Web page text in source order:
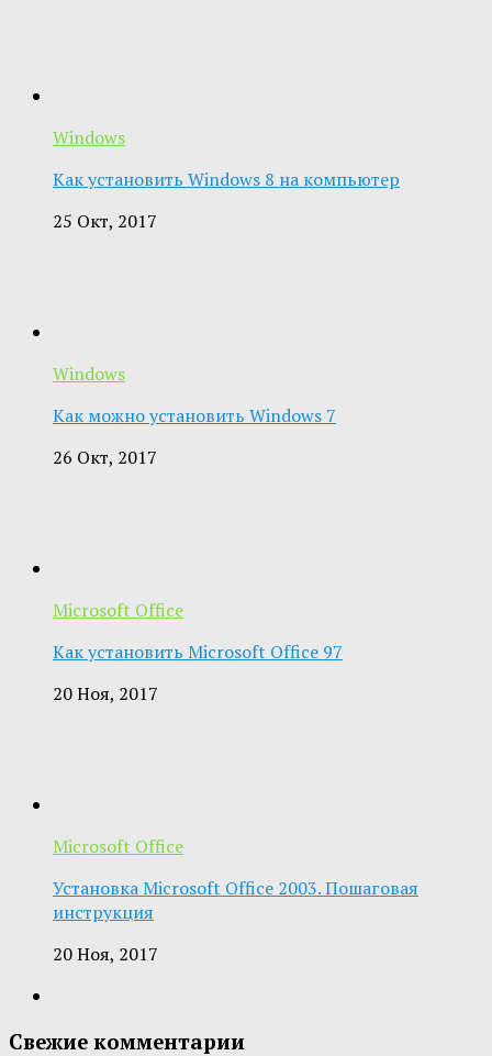
Windows
Как установить Windows 8 на компьютер
25 Окт, 2017
Windows
Как можно установить Windows 7
26 Окт, 2017
Microsoft Office
Как установить Microsoft Office 97
20 Ноя, 2017
Microsoft Office
Установка Microsoft Office 2003. Пошаговая
инструкция
20 Ноя, 2017
Свежие комментарии